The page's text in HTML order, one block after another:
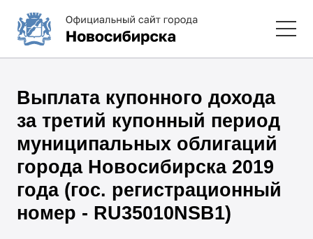
Выплата купонного дохода
за третий купонный период
муниципальных облигаций
города Новосибирска 2019
года (гос. регистрационный
номер - RU35010NSB1)